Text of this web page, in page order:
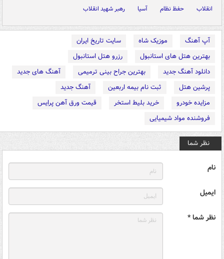
انقلاب
حفظ نظام آسیا رهبر شهید انقلاب
آپ آهنگ موزیک شاه
سایت تاریخ ایران
بهترین هتل های استانبول
رزرو هتل استانبول
دانلود آهنگ جدید
بهترین جراح بینی ترمیمی
آهنگ های جدید
پرشین هتل
ثبت نام بیمه اربعین
آهنگ جدید
مزایده خودرو
خرید بلیط استخر
قیمت ورق آهن پرایس
فروشنده مواد شیمیایی
نظر شما
نام
ایمیل
نظر شما *